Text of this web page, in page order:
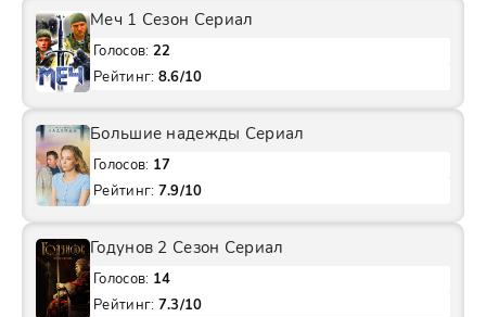
Меч 1 Сезон Сериал
Голосов: 22
Рейтинг: 8.6/10
Большие надежды Сериал
Голосов: 17
Рейтинг: 7.9/10
Годунов 2 Сезон Сериал
Голосов: 14
Рейтинг: 7.3/10